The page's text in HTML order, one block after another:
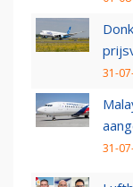
31-
31-